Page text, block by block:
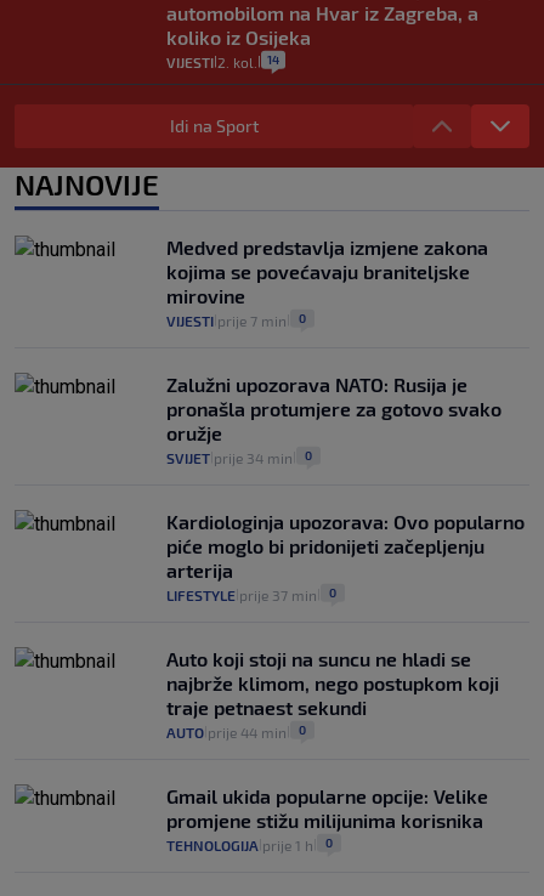
automobilom na Hvar iz Zagreba, a
koliko iz Osijeka
VIJESTI 2. kol. 14
"Kći je otišla na more, a zaboravila
zdravstvenu iskaznicu". Kakva su prava
pacijenata izvan mjesta prebivališta?
1
Plenković na 15 dana ukine mjere: "Ne bi
se dogodilo ništa. Vlada se zaljubila u te
intervencije"
Idi na Sport
NAJNOVIJE
Medved predstavlja izmjene zakona
kojima se povećavaju braniteljske
mirovine
VIJESTI prije 7 min 0
Zalužni upozorava NATO: Rusija je
pronašla protumjere za gotovo svako
oružje
SVIJET prije 34 min 0
Kardiologinja upozorava: Ovo popularno
piće moglo bi pridonijeti začepljenju
arterija
LIFESTYLE prije 37 min 0
Auto koji stoji na suncu ne hladi se
najbrže klimom, nego postupkom koji
traje petnaest sekundi
AUTO prije 44 min 0
Gmail ukida popularne opcije: Velike
promjene stižu milijunima korisnika
TEHNOLOGIJA prije 1 h 0